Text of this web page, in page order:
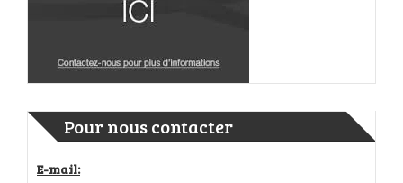
Pour nous contacter
E-mail: